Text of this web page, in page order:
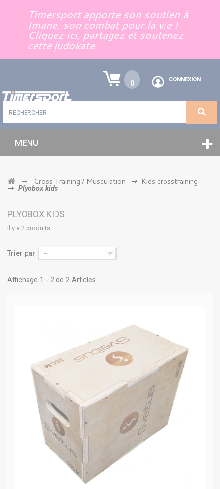
Timersport apporte son soutien à
Imane, son combat pour la vie !
Cliquez ici, partagez et soutenez
cette judokate
0 CONNEXION
MENU
➞ Cross Training / Musculation ➞ Kids crosstraining
➞ Plyobox kids
PLYOBOX KIDS
Il y a 2 produits.
Trier par --
Affichage 1 - 2 de 2 Articles